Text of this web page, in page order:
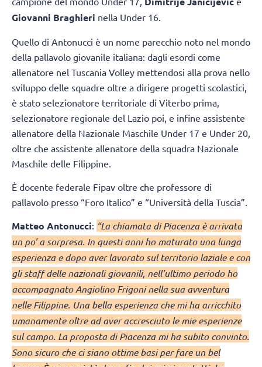
Giovanni Braghieri nella Under 16.
Quello di Antonucci è un nome parecchio noto nel mondo
della pallavolo giovanile italiana: dagli esordi come
allenatore nel Tuscania Volley mettendosi alla prova nello
sviluppo delle squadre oltre a dirigere progetti scolastici,
è stato selezionatore territoriale di Viterbo prima,
selezionatore regionale del Lazio poi, e infine assistente
allenatore della Nazionale Maschile Under 17 e Under 20,
oltre che assistente allenatore della squadra Nazionale
Maschile delle Filippine.
È docente federale Fipav oltre che professore di
pallavolo presso “Foro Italico” e “Università della Tuscia”.
Matteo Antonucci: “La chiamata di Piacenza è arrivata
un po’ a sorpresa. In questi anni ho maturato una lunga
esperienza e dopo aver lavorato sul territorio laziale e con
gli staff delle nazionali giovanili, nell’ultimo periodo ho
accompagnato Angiolino Frigoni nella sua avventura
nelle Filippine. Una bella esperienza che mi ha arricchito
umanamente oltre ad aver accresciuto le mie esperienze
sul campo. La proposta di Piacenza mi ha subito convinto.
Sono sicuro che ci siano ottime basi per fare un bel